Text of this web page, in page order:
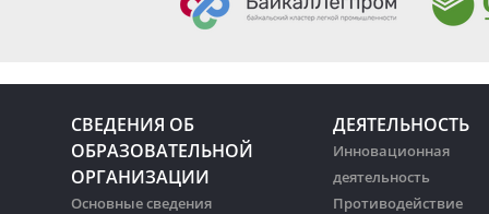
СВЕДЕНИЯ ОБ
ОБРАЗОВАТЕЛЬНОЙ
ОРГАНИЗАЦИИ
Основные сведения
ДЕЯТЕЛЬНОСТЬ
Инновационная
деятельность
Противодействие